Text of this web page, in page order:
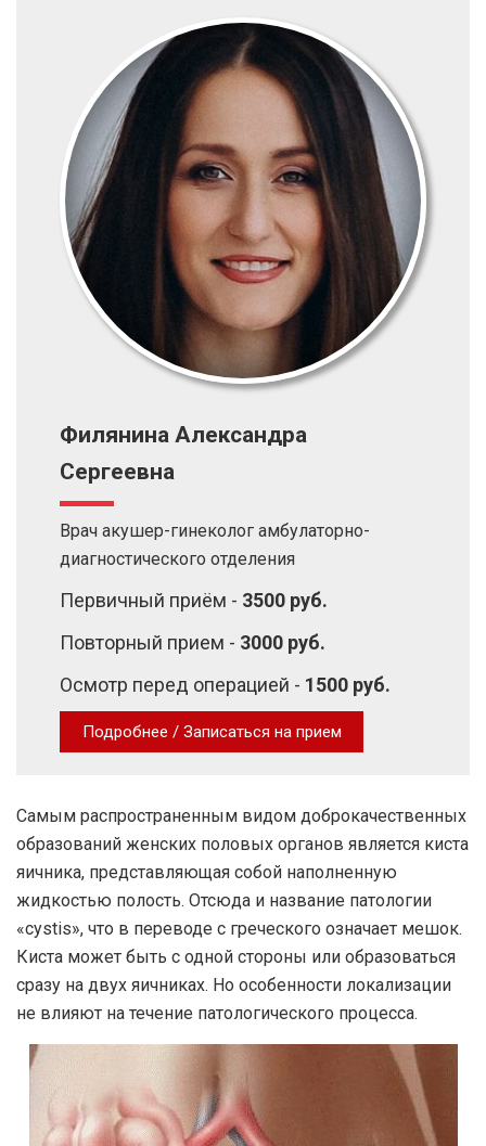
Филянина Александра
Сергеевна
Врач акушер-гинеколог амбулаторно-
диагностического отделения
Первичный приём - 3500 руб.
Повторный прием - 3000 руб.
Осмотр перед операцией - 1500 руб.
Подробнее / Записаться на прием
Самым распространенным видом доброкачественных
образований женских половых органов является киста
яичника, представляющая собой наполненную
жидкостью полость. Отсюда и название патологии
«сystis», что в переводе с греческого означает мешок.
Киста может быть с одной стороны или образоваться
сразу на двух яичниках. Но особенности локализации
не влияют на течение патологического процесса.